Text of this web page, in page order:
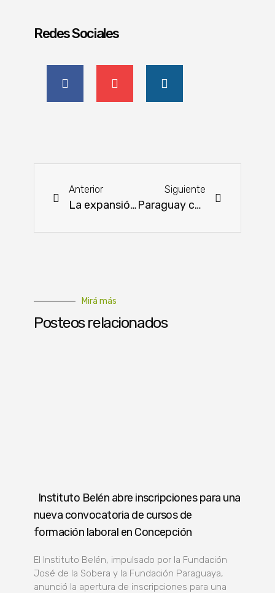
Redes Sociales
Anterior
La expansión global de la fiebre aftosa pone en alerta al sector sanitario y productivo
Siguiente
Paraguay compartió su experiencia en REDD+ en encuentro regional de América Latina y el Caribe
Mirá más
Posteos relacionados
Instituto Belén abre inscripciones para una
nueva convocatoria de cursos de
formación laboral en Concepción
El Instituto Belén, impulsado por la Fundación
José de la Sobera y la Fundación Paraguaya,
anunció la apertura de inscripciones para una